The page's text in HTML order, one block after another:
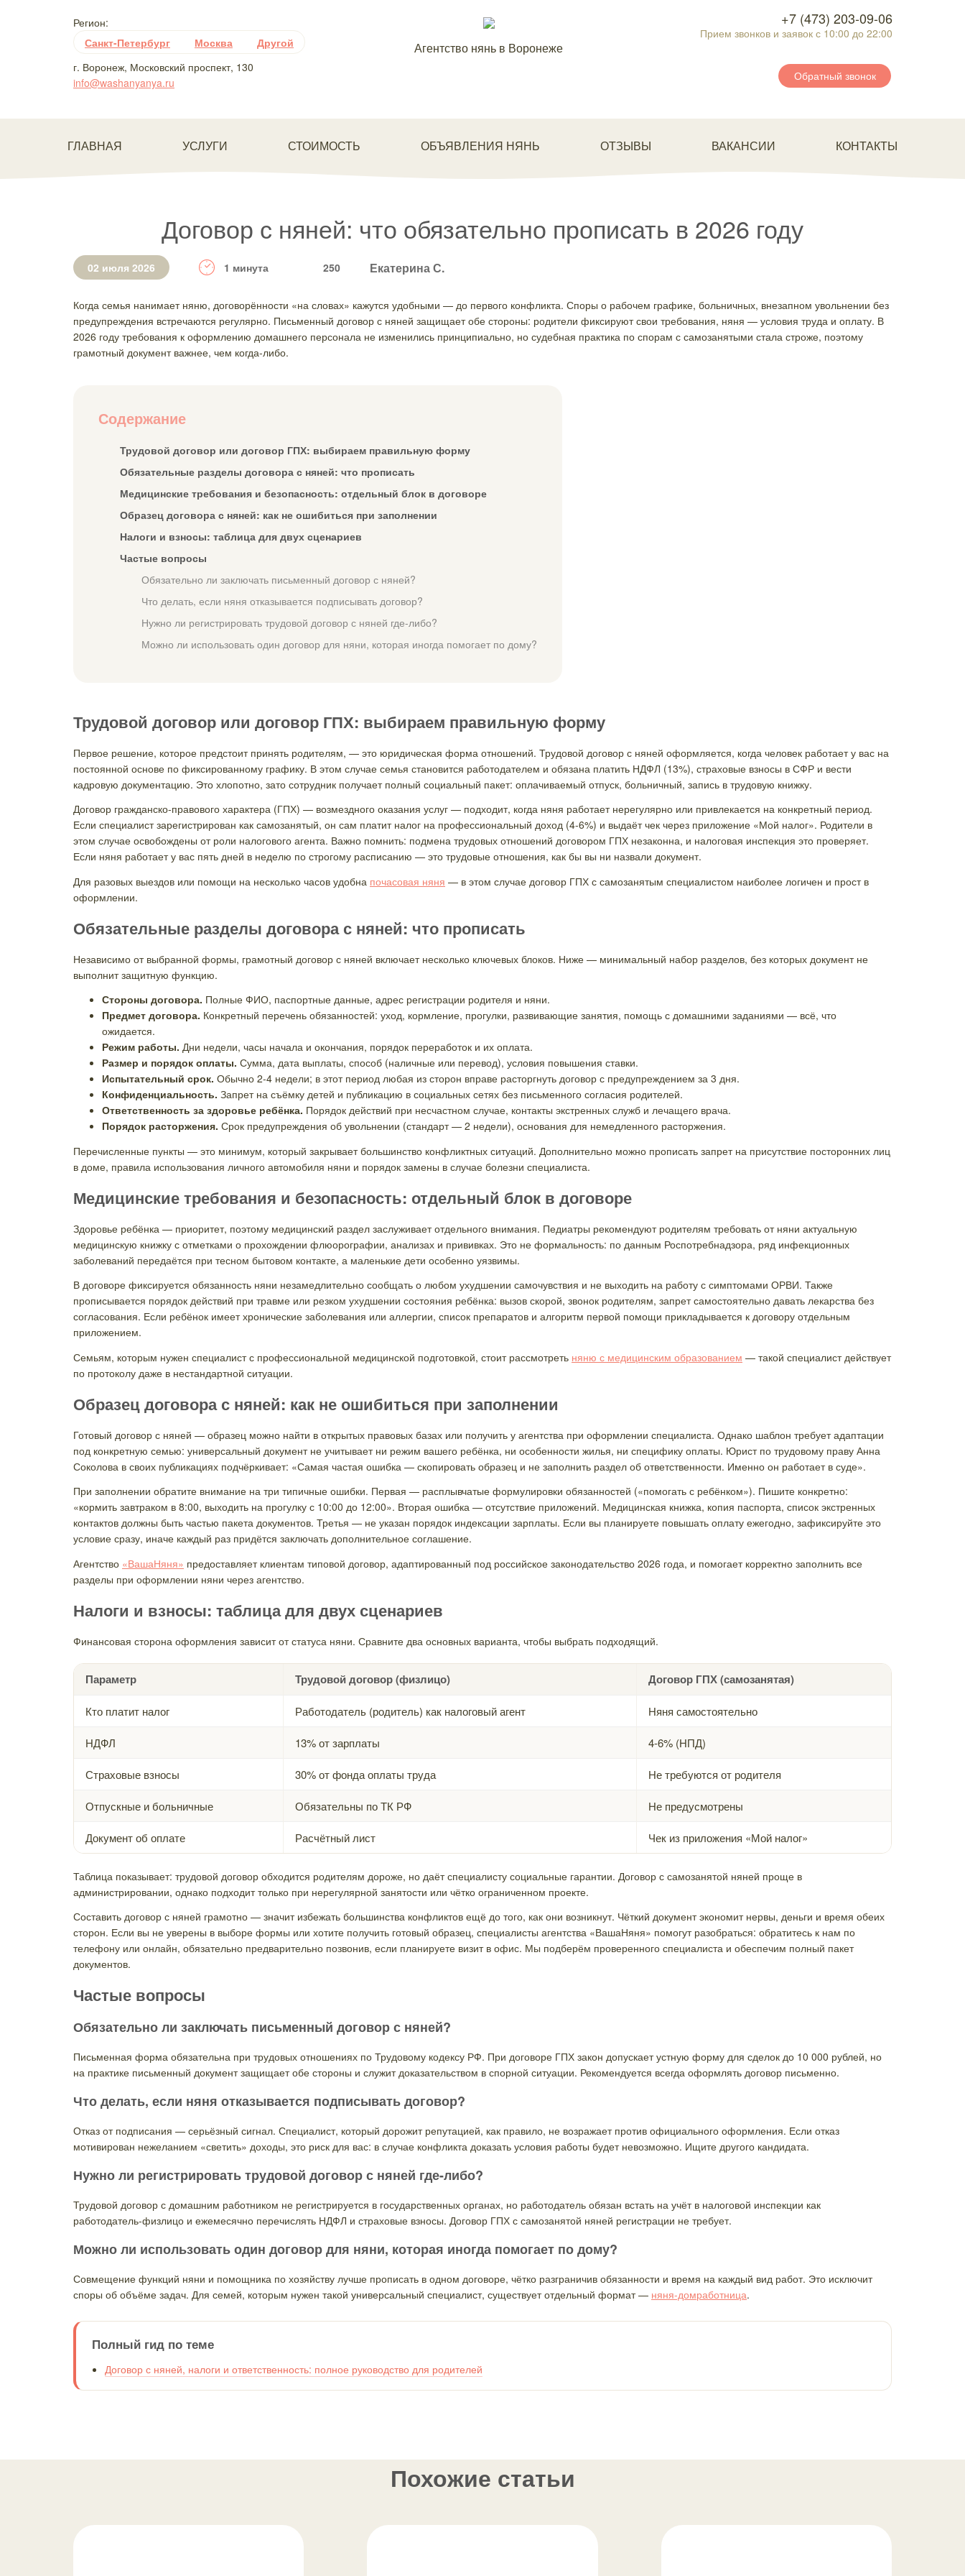
г. Воронеж, Московский проспект, 130
info@washanyanya.ru
Агентство нянь в Воронеже
+7 (473) 203-09-06
Прием звонков и заявок с 10:00 до 22:00
Обратный звонок
Регион:
Санкт-Петербург
Москва Другой
ГЛАВНАЯ УСЛУГИ СТОИМОСТЬ ОБЪЯВЛЕНИЯ НЯНЬ ОТЗЫВЫ ВАКАНСИИ КОНТАКТЫ
Договор с няней: что обязательно прописать в 2026 году
02 июля 2026 1 минута 250 Екатерина С.
Когда семья нанимает няню, договорённости «на словах» кажутся удобными — до первого конфликта. Споры о рабочем графике, больничных, внезапном увольнении без
предупреждения встречаются регулярно. Письменный договор с няней защищает обе стороны: родители фиксируют свои требования, няня — условия труда и оплату. В
2026 году требования к оформлению домашнего персонала не изменились принципиально, но судебная практика по спорам с самозанятыми стала строже, поэтому
грамотный документ важнее, чем когда-либо.
Содержание
Трудовой договор или договор ГПХ: выбираем правильную форму
Обязательные разделы договора с няней: что прописать
Медицинские требования и безопасность: отдельный блок в договоре
Образец договора с няней: как не ошибиться при заполнении
Налоги и взносы: таблица для двух сценариев
Частые вопросы
Обязательно ли заключать письменный договор с няней?
Что делать, если няня отказывается подписывать договор?
Нужно ли регистрировать трудовой договор с няней где-либо?
Можно ли использовать один договор для няни, которая иногда помогает по дому?
Трудовой договор или договор ГПХ: выбираем правильную форму
Первое решение, которое предстоит принять родителям, — это юридическая форма отношений. Трудовой договор с няней оформляется, когда человек работает у вас на
постоянной основе по фиксированному графику. В этом случае семья становится работодателем и обязана платить НДФЛ (13%), страховые взносы в СФР и вести
кадровую документацию. Это хлопотно, зато сотрудник получает полный социальный пакет: оплачиваемый отпуск, больничный, запись в трудовую книжку.
Договор гражданско-правового характера (ГПХ) — возмездного оказания услуг — подходит, когда няня работает нерегулярно или привлекается на конкретный период.
Если специалист зарегистрирован как самозанятый, он сам платит налог на профессиональный доход (4-6%) и выдаёт чек через приложение «Мой налог». Родители в
этом случае освобождены от роли налогового агента. Важно помнить: подмена трудовых отношений договором ГПХ незаконна, и налоговая инспекция это проверяет.
Если няня работает у вас пять дней в неделю по строгому расписанию — это трудовые отношения, как бы вы ни назвали документ.
Для разовых выездов или помощи на несколько часов удобна почасовая няня — в этом случае договор ГПХ с самозанятым специалистом наиболее логичен и прост в
оформлении.
Обязательные разделы договора с няней: что прописать
Независимо от выбранной формы, грамотный договор с няней включает несколько ключевых блоков. Ниже — минимальный набор разделов, без которых документ не
выполнит защитную функцию.
Стороны договора. Полные ФИО, паспортные данные, адрес регистрации родителя и няни.
Предмет договора. Конкретный перечень обязанностей: уход, кормление, прогулки, развивающие занятия, помощь с домашними заданиями — всё, что
ожидается.
Режим работы. Дни недели, часы начала и окончания, порядок переработок и их оплата.
Размер и порядок оплаты. Сумма, дата выплаты, способ (наличные или перевод), условия повышения ставки.
Испытательный срок. Обычно 2-4 недели; в этот период любая из сторон вправе расторгнуть договор с предупреждением за 3 дня.
Конфиденциальность. Запрет на съёмку детей и публикацию в социальных сетях без письменного согласия родителей.
Ответственность за здоровье ребёнка. Порядок действий при несчастном случае, контакты экстренных служб и лечащего врача.
Порядок расторжения. Срок предупреждения об увольнении (стандарт — 2 недели), основания для немедленного расторжения.
Перечисленные пункты — это минимум, который закрывает большинство конфликтных ситуаций. Дополнительно можно прописать запрет на присутствие посторонних лиц
в доме, правила использования личного автомобиля няни и порядок замены в случае болезни специалиста.
Медицинские требования и безопасность: отдельный блок в договоре
Здоровье ребёнка — приоритет, поэтому медицинский раздел заслуживает отдельного внимания. Педиатры рекомендуют родителям требовать от няни актуальную
медицинскую книжку с отметками о прохождении флюорографии, анализах и прививках. Это не формальность: по данным Роспотребнадзора, ряд инфекционных
заболеваний передаётся при тесном бытовом контакте, а маленькие дети особенно уязвимы.
В договоре фиксируется обязанность няни незамедлительно сообщать о любом ухудшении самочувствия и не выходить на работу с симптомами ОРВИ. Также
прописывается порядок действий при травме или резком ухудшении состояния ребёнка: вызов скорой, звонок родителям, запрет самостоятельно давать лекарства без
согласования. Если ребёнок имеет хронические заболевания или аллергии, список препаратов и алгоритм первой помощи прикладывается к договору отдельным
приложением.
Семьям, которым нужен специалист с профессиональной медицинской подготовкой, стоит рассмотреть няню с медицинским образованием — такой специалист действует
по протоколу даже в нестандартной ситуации.
Образец договора с няней: как не ошибиться при заполнении
Готовый договор с няней — образец можно найти в открытых правовых базах или получить у агентства при оформлении специалиста. Однако шаблон требует адаптации
под конкретную семью: универсальный документ не учитывает ни режим вашего ребёнка, ни особенности жилья, ни специфику оплаты. Юрист по трудовому праву Анна
Соколова в своих публикациях подчёркивает: «Самая частая ошибка — скопировать образец и не заполнить раздел об ответственности. Именно он работает в суде».
При заполнении обратите внимание на три типичные ошибки. Первая — расплывчатые формулировки обязанностей («помогать с ребёнком»). Пишите конкретно:
«кормить завтраком в 8:00, выходить на прогулку с 10:00 до 12:00». Вторая ошибка — отсутствие приложений. Медицинская книжка, копия паспорта, список экстренных
контактов должны быть частью пакета документов. Третья — не указан порядок индексации зарплаты. Если вы планируете повышать оплату ежегодно, зафиксируйте это
условие сразу, иначе каждый раз придётся заключать дополнительное соглашение.
Агентство «ВашаНяня» предоставляет клиентам типовой договор, адаптированный под российское законодательство 2026 года, и помогает корректно заполнить все
разделы при оформлении няни через агентство.
Налоги и взносы: таблица для двух сценариев
Финансовая сторона оформления зависит от статуса няни. Сравните два основных варианта, чтобы выбрать подходящий.
Параметр Трудовой договор (физлицо) Договор ГПХ (самозанятая)
Кто платит налог Работодатель (родитель) как налоговый агент Няня самостоятельно
НДФЛ 13% от зарплаты 4-6% (НПД)
Страховые взносы 30% от фонда оплаты труда Не требуются от родителя
Отпускные и больничные Обязательны по ТК РФ Не предусмотрены
Документ об оплате Расчётный лист Чек из приложения «Мой налог»
Таблица показывает: трудовой договор обходится родителям дороже, но даёт специалисту социальные гарантии. Договор с самозанятой няней проще в
администрировании, однако подходит только при нерегулярной занятости или чётко ограниченном проекте.
Составить договор с няней грамотно — значит избежать большинства конфликтов ещё до того, как они возникнут. Чёткий документ экономит нервы, деньги и время обеих
сторон. Если вы не уверены в выборе формы или хотите получить готовый образец, специалисты агентства «ВашаНяня» помогут разобраться: обратитесь к нам по
телефону или онлайн, обязательно предварительно позвонив, если планируете визит в офис. Мы подберём проверенного специалиста и обеспечим полный пакет
документов.
Частые вопросы
Обязательно ли заключать письменный договор с няней?
Письменная форма обязательна при трудовых отношениях по Трудовому кодексу РФ. При договоре ГПХ закон допускает устную форму для сделок до 10 000 рублей, но
на практике письменный документ защищает обе стороны и служит доказательством в спорной ситуации. Рекомендуется всегда оформлять договор письменно.
Что делать, если няня отказывается подписывать договор?
Отказ от подписания — серьёзный сигнал. Специалист, который дорожит репутацией, как правило, не возражает против официального оформления. Если отказ
мотивирован нежеланием «светить» доходы, это риск для вас: в случае конфликта доказать условия работы будет невозможно. Ищите другого кандидата.
Нужно ли регистрировать трудовой договор с няней где-либо?
Трудовой договор с домашним работником не регистрируется в государственных органах, но работодатель обязан встать на учёт в налоговой инспекции как
работодатель-физлицо и ежемесячно перечислять НДФЛ и страховые взносы. Договор ГПХ с самозанятой няней регистрации не требует.
Можно ли использовать один договор для няни, которая иногда помогает по дому?
Совмещение функций няни и помощника по хозяйству лучше прописать в одном договоре, чётко разграничив обязанности и время на каждый вид работ. Это исключит
споры об объёме задач. Для семей, которым нужен такой универсальный специалист, существует отдельный формат — няня-домработница.
Полный гид по теме
Договор с няней, налоги и ответственность: полное руководство для родителей
Похожие статьи